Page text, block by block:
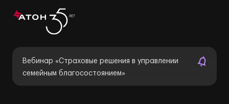
Вебинар «Страховые решения в управлении
семейным благосостоянием»